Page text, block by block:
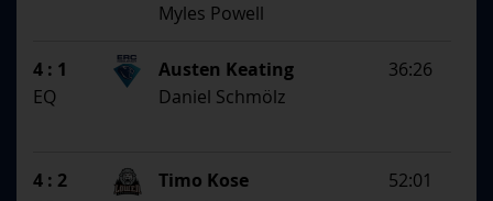
Myles Powell
4 : 1 36:26
Austen Keating
Daniel Schmölz
EQ
4 : 2 52:01
Timo Kose